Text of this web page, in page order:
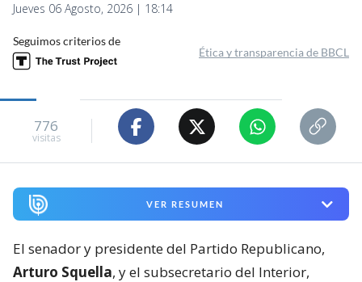
Jueves 06 Agosto, 2026 | 18:14
Seguimos criterios de
Ética y transparencia de BBCL
776
visitas
VER RESUMEN
El senador y presidente del Partido Republicano,
Arturo Squella, y el subsecretario del Interior,